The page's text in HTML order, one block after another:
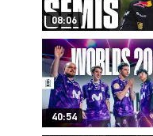
08:06
40:54